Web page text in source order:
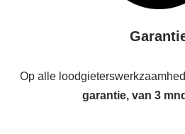
Op alle
garantie, van 3 mnd